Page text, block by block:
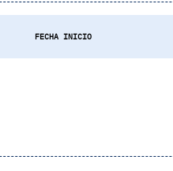
FECHA INICIO